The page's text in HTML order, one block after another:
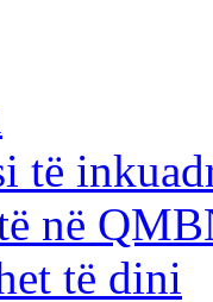
të
në
të dini